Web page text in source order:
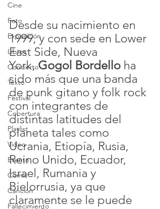
Cine
Foto
Exposición
Libros
Concierto
Texto
Festival
Cobertura
Playlist
Video
Evento
Cómic
Canción
Fallecimiento
Desde su nacimiento en
1999, y con sede en Lower
East Side, Nueva
York, Gogol Bordello ha
sido más que una banda
de punk gitano y folk rock
con integrantes de
distintas latitudes del
planeta tales como
Ucrania, Etiopía, Rusia,
Reino Unido, Ecuador,
Israel, Rumania y
Bielorrusia, ya que
claramente se le puede